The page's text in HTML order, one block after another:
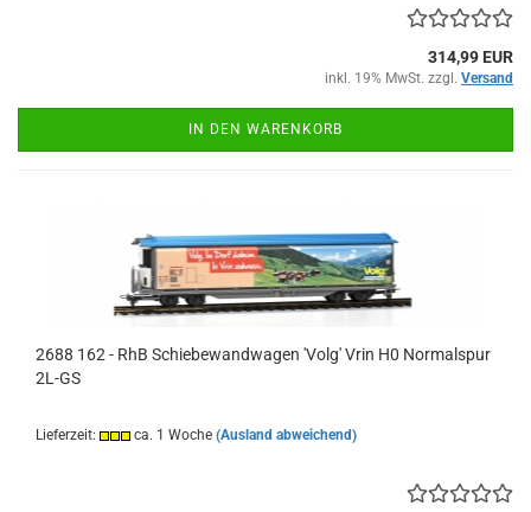
314,99 EUR
inkl. 19% MwSt. zzgl. Versand
IN DEN WARENKORB
2688 162 - RhB Schiebewandwagen 'Volg' Vrin H0 Normalspur
2L-GS
Lieferzeit: ca. 1 Woche (Ausland abweichend)